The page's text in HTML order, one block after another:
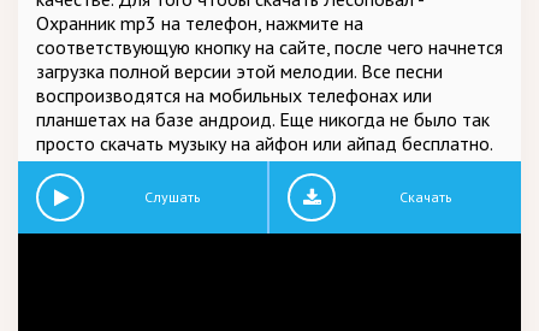
Охранник mp3 на телефон, нажмите на
соответствующую кнопку на сайте, после чего начнется
загрузка полной версии этой мелодии. Все песни
воспроизводятся на мобильных телефонах или
планшетах на базе андроид. Еще никогда не было так
просто скачать музыку на айфон или айпад бесплатно.
Слушать Скачать